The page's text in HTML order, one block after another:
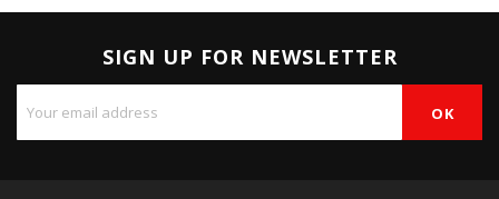
SIGN UP FOR NEWSLETTER